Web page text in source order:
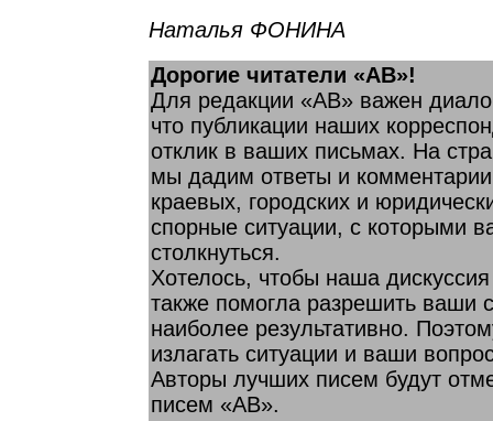
Наталья ФОНИНА
Дорогие читатели «АВ»!
Для редакции «АВ» важен
что публикации наших
отклик в ваших письмах. На
мы дадим ответы и
краевых, городских и
спорные ситуации, с которыми
столкнуться.
Хотелось, чтобы наша
также помогла разрешить ваши
наиболее результативно.
излагать ситуации и ваши
Авторы лучших писем будут
писем «АВ».